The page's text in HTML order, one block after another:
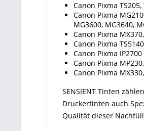
Canon Pixma TS205,
Canon Pixma
MG3600, MG3640,
Canon Pixma
Canon Pixma
Canon Pixma IP2700
Canon Pixma
Canon Pixma
SENSIENT Tinten
Druckertinten auch
Qualität dieser